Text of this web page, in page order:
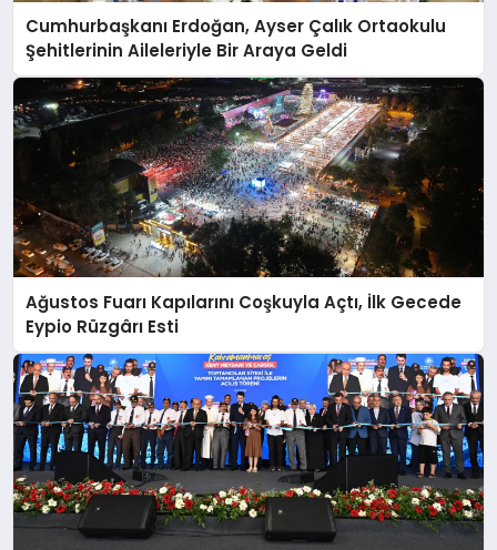
Cumhurbaşkanı Erdoğan, Ayser Çalık Ortaokulu
Şehitlerinin Aileleriyle Bir Araya Geldi
Ağustos Fuarı Kapılarını Coşkuyla Açtı, İlk Gecede
Eypio Rüzgârı Esti